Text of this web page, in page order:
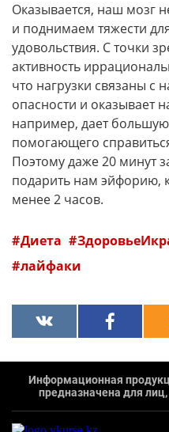
Оказывается, наш мозг
и поднимаем тяжести
удовольствия. С точки
активность
что нагрузки связаны с
опасности и оказывает
например, дает
помогающего
Поэтому даже 20 минут
подарить нам эйфорию,
менее 2 часов.
Диета
лайфаки
Информационная
предназначена для